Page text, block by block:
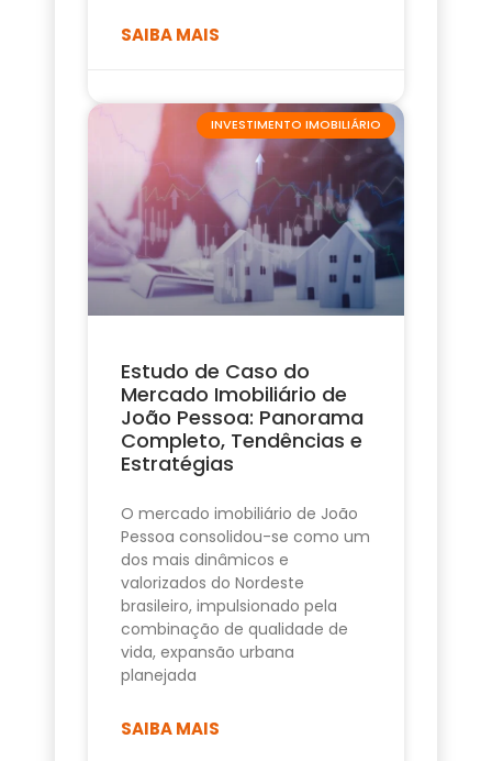
SAIBA MAIS
INVESTIMENTO IMOBILIÁRIO
Estudo de Caso do
Mercado Imobiliário de
João Pessoa: Panorama
Completo, Tendências e
Estratégias
O mercado imobiliário de João
Pessoa consolidou-se como um
dos mais dinâmicos e
valorizados do Nordeste
brasileiro, impulsionado pela
combinação de qualidade de
vida, expansão urbana
planejada
SAIBA MAIS